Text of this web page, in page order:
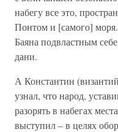
набегу все это,
Понтом и [самого]
Баяна подвластным
дани.
А Константин
узнал, что народ,
разорять в набегах
выступил – в целях